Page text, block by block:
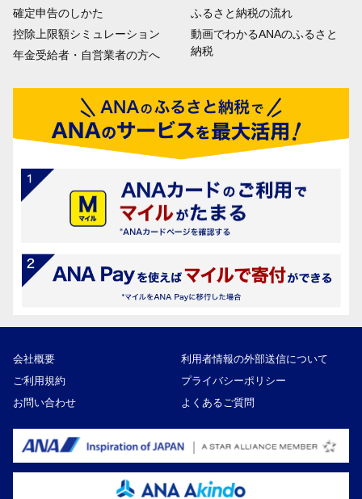
確定申告のしかた
控除上限額シミュレーション
年金受給者・自営業者の方へ
ふるさと納税の流れ
動画でわかるANAのふるさと
納税
会社概要
利用者情報の外部送信について
ご利用規約
プライバシーポリシー
お問い合わせ
よくあるご質問